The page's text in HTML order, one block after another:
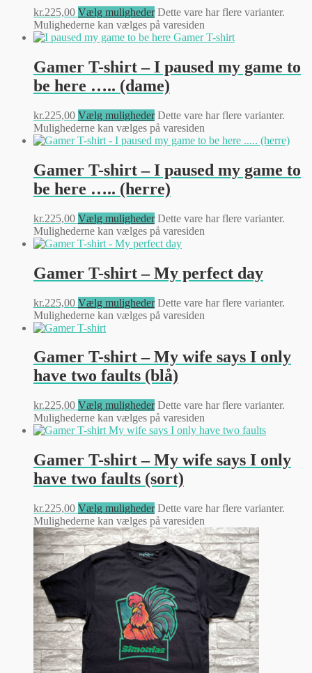
kr.225,00 Vælg muligheder Dette vare har flere varianter.
Mulighederne kan vælges på varesiden
Gamer T-shirt – I paused my game to
be here ….. (dame)
kr.225,00 Vælg muligheder Dette vare har flere varianter.
Mulighederne kan vælges på varesiden
Gamer T-shirt – I paused my game to
be here ….. (herre)
kr.225,00 Vælg muligheder Dette vare har flere varianter.
Mulighederne kan vælges på varesiden
Gamer T-shirt – My perfect day
kr.225,00 Vælg muligheder Dette vare har flere varianter.
Mulighederne kan vælges på varesiden
Gamer T-shirt – My wife says I only
have two faults (blå)
kr.225,00 Vælg muligheder Dette vare har flere varianter.
Mulighederne kan vælges på varesiden
Gamer T-shirt – My wife says I only
have two faults (sort)
kr.225,00 Vælg muligheder Dette vare har flere varianter.
Mulighederne kan vælges på varesiden